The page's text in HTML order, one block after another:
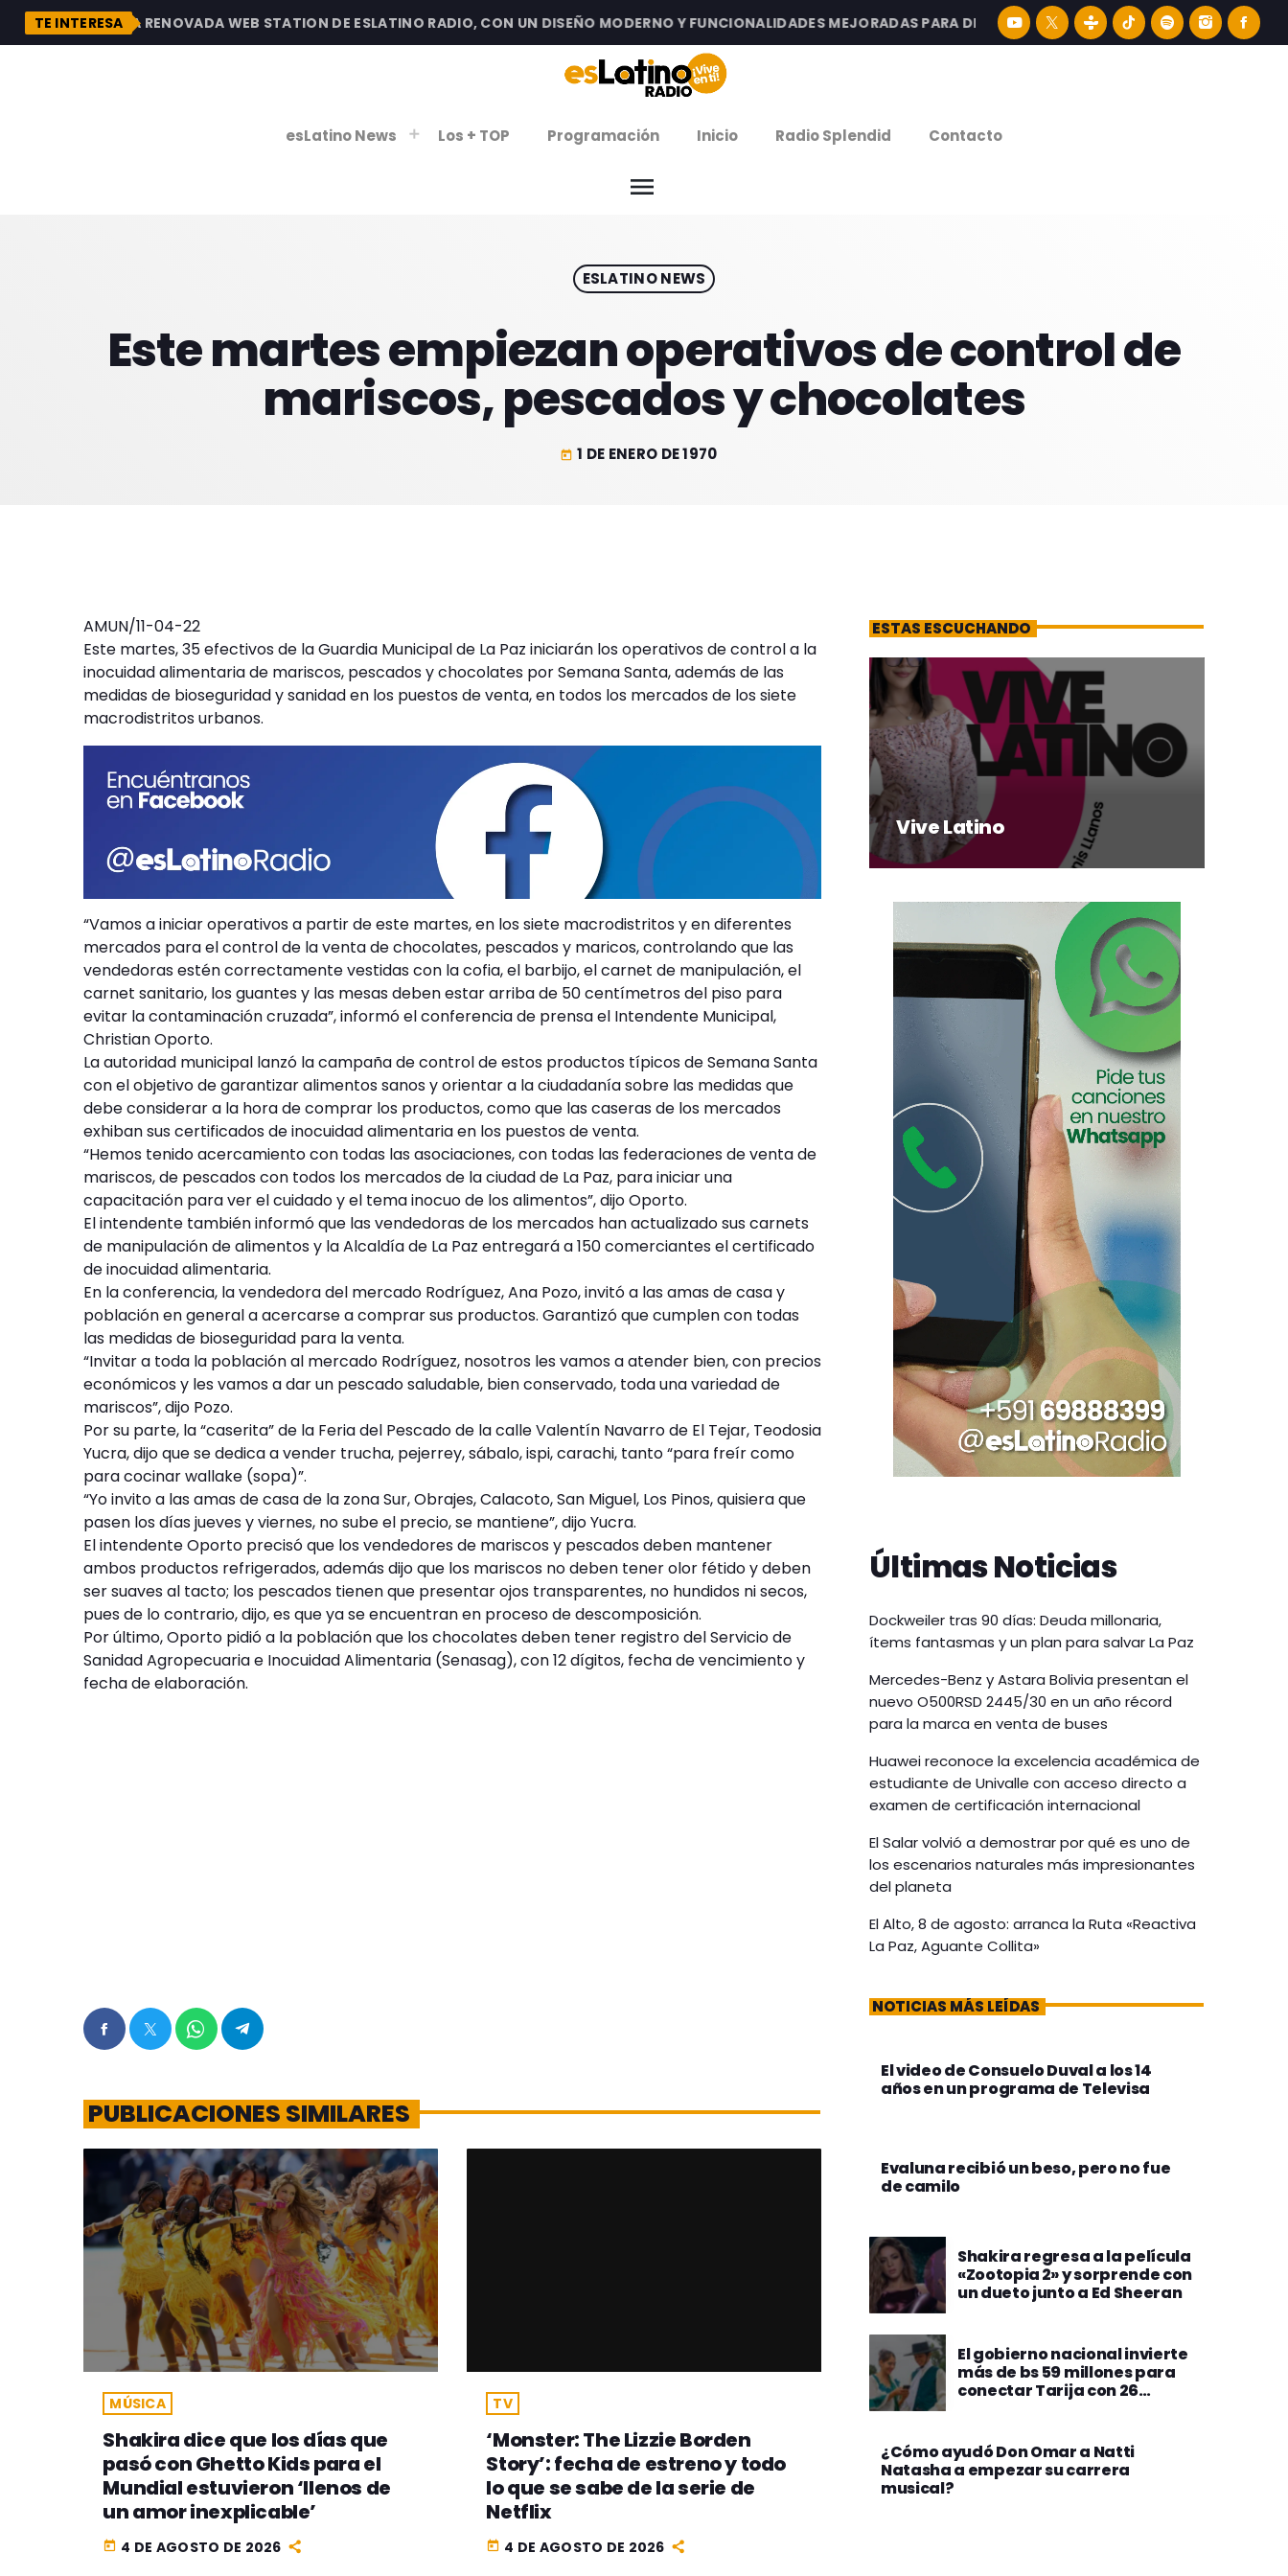
TE INTERESA
DESCUBRE LA RENOVADA WEB STATION DE ESLATINO RADIO, CON UN DISEÑO MODERNO Y FUNCIONALIDADES MEJORADAS PARA DISFRUTAR LA MEJOR MÚSICA LATINA Y
esLatino News Los + TOP Programación Inicio Radio Splendid Contacto
menu
VIERNES DE ESTRENOS
PROGRAMACIÓN
ESLATINO NEWS
Este martes empiezan operativos de control de
mariscos, pescados y chocolates
today 1 DE ENERO DE 1970
AMUN/11-04-22
Este martes, 35 efectivos de la Guardia Municipal de La Paz iniciarán los operativos de control a la
inocuidad alimentaria de mariscos, pescados y chocolates por Semana Santa, además de las
medidas de bioseguridad y sanidad en los puestos de venta, en todos los mercados de los siete
macrodistritos urbanos.
“Vamos a iniciar operativos a partir de este martes, en los siete macrodistritos y en diferentes
mercados para el control de la venta de chocolates, pescados y maricos, controlando que las
vendedoras estén correctamente vestidas con la cofia, el barbijo, el carnet de manipulación, el
carnet sanitario, los guantes y las mesas deben estar arriba de 50 centímetros del piso para
evitar la contaminación cruzada”, informó el conferencia de prensa el Intendente Municipal,
Christian Oporto.
La autoridad municipal lanzó la campaña de control de estos productos típicos de Semana Santa
con el objetivo de garantizar alimentos sanos y orientar a la ciudadanía sobre las medidas que
debe considerar a la hora de comprar los productos, como que las caseras de los mercados
exhiban sus certificados de inocuidad alimentaria en los puestos de venta.
“Hemos tenido acercamiento con todas las asociaciones, con todas las federaciones de venta de
mariscos, de pescados con todos los mercados de la ciudad de La Paz, para iniciar una
capacitación para ver el cuidado y el tema inocuo de los alimentos”, dijo Oporto.
El intendente también informó que las vendedoras de los mercados han actualizado sus carnets
de manipulación de alimentos y la Alcaldía de La Paz entregará a 150 comerciantes el certificado
de inocuidad alimentaria.
En la conferencia, la vendedora del mercado Rodríguez, Ana Pozo, invitó a las amas de casa y
población en general a acercarse a comprar sus productos. Garantizó que cumplen con todas
las medidas de bioseguridad para la venta.
“Invitar a toda la población al mercado Rodríguez, nosotros les vamos a atender bien, con precios
económicos y les vamos a dar un pescado saludable, bien conservado, toda una variedad de
mariscos”, dijo Pozo.
Por su parte, la “caserita” de la Feria del Pescado de la calle Valentín Navarro de El Tejar, Teodosia
Yucra, dijo que se dedica a vender trucha, pejerrey, sábalo, ispi, carachi, tanto “para freír como
para cocinar wallake (sopa)”.
“Yo invito a las amas de casa de la zona Sur, Obrajes, Calacoto, San Miguel, Los Pinos, quisiera que
pasen los días jueves y viernes, no sube el precio, se mantiene”, dijo Yucra.
El intendente Oporto precisó que los vendedores de mariscos y pescados deben mantener
ambos productos refrigerados, además dijo que los mariscos no deben tener olor fétido y deben
ser suaves al tacto; los pescados tienen que presentar ojos transparentes, no hundidos ni secos,
pues de lo contrario, dijo, es que ya se encuentran en proceso de descomposición.
Por último, Oporto pidió a la población que los chocolates deben tener registro del Servicio de
Sanidad Agropecuaria e Inocuidad Alimentaria (Senasag), con 12 dígitos, fecha de vencimiento y
fecha de elaboración.
PUBLICACIONES SIMILARES
MÚSICA
Shakira dice que los días que
pasó con Ghetto Kids para el
Mundial estuvieron ‘llenos de
un amor inexplicable’
today 4 DE AGOSTO DE 2026
TV
‘Monster: The Lizzie Borden
Story’: fecha de estreno y todo
lo que se sabe de la serie de
Netflix
today 4 DE AGOSTO DE 2026
ESTAS ESCUCHANDO
Vive Latino
Últimas Noticias
Dockweiler tras 90 días: Deuda millonaria,
ítems fantasmas y un plan para salvar La Paz
Mercedes-Benz y Astara Bolivia presentan el
nuevo O500RSD 2445/30 en un año récord
para la marca en venta de buses
Huawei reconoce la excelencia académica de
estudiante de Univalle con acceso directo a
examen de certificación internacional
El Salar volvió a demostrar por qué es uno de
los escenarios naturales más impresionantes
del planeta
El Alto, 8 de agosto: arranca la Ruta «Reactiva
La Paz, Aguante Collita»
NOTICIAS MÁS LEÍDAS
El video de Consuelo Duval a los 14
años en un programa de Televisa
Evaluna recibió un beso, pero no fue
de camilo
Shakira regresa a la película
«Zootopia 2» y sorprende con
un dueto junto a Ed Sheeran
El gobierno nacional invierte
más de bs 59 millones para
conectar Tarija con 26
¿Cómo ayudó Don Omar a Natti
Natasha a empezar su carrera
musical?